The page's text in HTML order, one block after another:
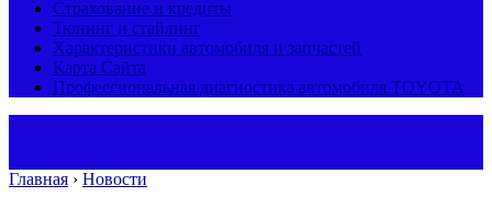
Страхование и кредиты
Тюнинг и стайлинг
Характеристики автомобиля и запчастей
Карта Сайта
Профессиональная диагностика автомобиля TOYOTA
Главная › Новости